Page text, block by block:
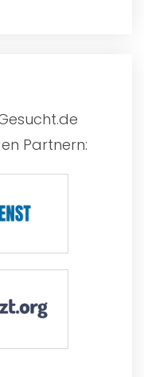
Partnern: